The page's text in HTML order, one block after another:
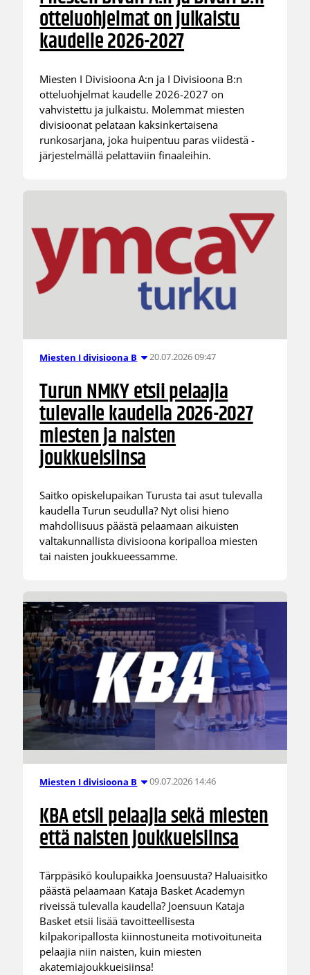
otteluohjelmat on julkaistu
kaudelle 2026-2027
Miesten I Divisioona A:n ja I Divisioona B:n
otteluohjelmat kaudelle 2026-2027 on
vahvistettu ja julkaistu. Molemmat miesten
divisioonat pelataan kaksinkertaisena
runkosarjana, joka huipentuu paras viidestä -
järjestelmällä pelattaviin finaaleihin.
Miesten I divisioona B 20.07.2026 09:47
Turun NMKY etsii pelaajia
tulevalle kaudella 2026-2027
miesten ja naisten
joukkueisiinsa
Saitko opiskelupaikan Turusta tai asut tulevalla
kaudella Turun seudulla? Nyt olisi hieno
mahdollisuus päästä pelaamaan aikuisten
valtakunnallista divisioona koripalloa miesten
tai naisten joukkueessamme.
Miesten I divisioona B 09.07.2026 14:46
KBA etsii pelaajia sekä miesten
että naisten joukkueisiinsa
Tärppäsikö koulupaikka Joensuusta? Haluaisitko
päästä pelaamaan Kataja Basket Academyn
riveissä tulevalla kaudella? Joensuun Kataja
Basket etsii lisää tavoitteellisesta
kilpakoripallosta kiinnostuneita motivoituneita
pelaajia niin naisten, kuin miesten
akatemiajoukkueisiinsa!